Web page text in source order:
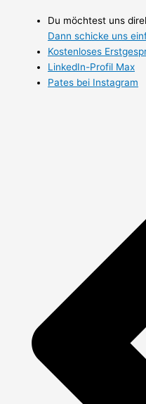
Du möchtest uns
Dann schicke uns
Kostenloses
LinkedIn-Profil Max
Pates bei Instagram